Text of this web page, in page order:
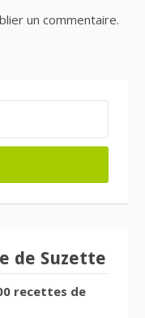
un commentaire.
de Suzette
recettes de